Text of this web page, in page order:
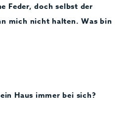
Feder, doch selbst der
mich nicht halten. Was bin
Haus immer bei sich?